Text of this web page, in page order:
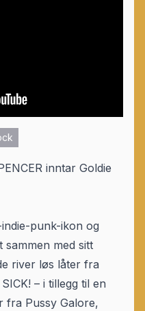
inntar Goldie
punk-ikon og
sammen med sitt
river løs låter fra
– i tillegg til en
fra Pussy Galore,